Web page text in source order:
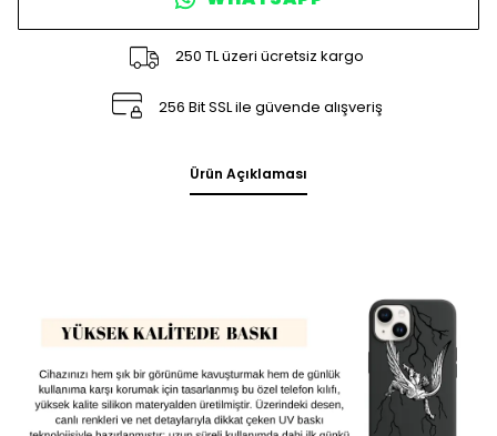
250 TL üzeri ücretsiz kargo
256 Bit SSL ile güvende alışveriş
Ürün Açıklaması